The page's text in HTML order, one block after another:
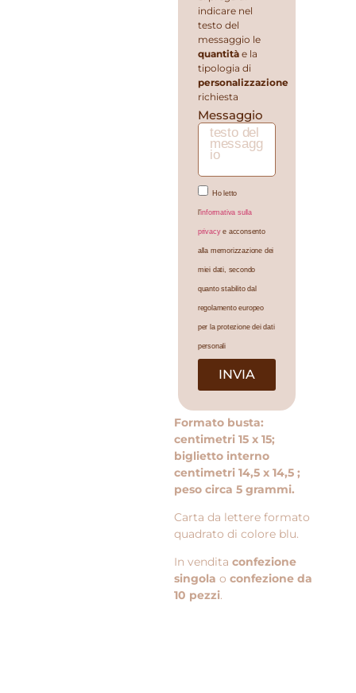
indicare nel
testo del
messaggio le
quantitàe la
tipologia di
personalizzazione
richiesta
Messaggio
Ho letto
l'informativa sulla
privacye acconsento
alla memorizzazione dei
miei dati, secondo
quanto stabilito dal
regolamento europeo
per la protezione dei dati
personali
INVIA
Formato busta:
centimetri 15 x 15;
biglietto interno
centimetri 14,5 x 14,5 ;
peso circa 5 grammi.
Carta da lettere formato
quadrato di colore blu.
In vendita confezione
singola o confezione da
10 pezzi.